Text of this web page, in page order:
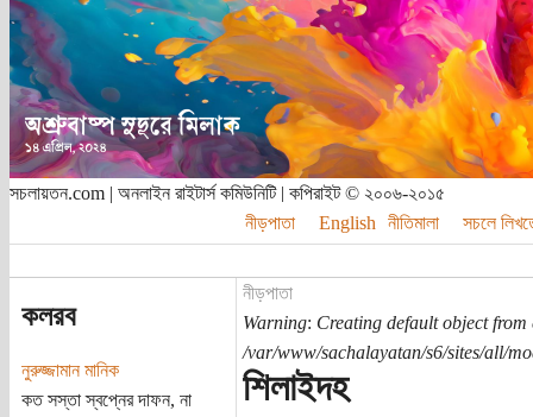
সচলায়তন.com | অনলাইন রাইটার্স কমিউনিটি | কপিরাইট © ২০০৬-২০১৫
নীড়পাতা
English নীতিমালা সচলে
কলরব
নুরুজ্জামান মানিক
কত সস্তা স্বপ্নের দাফন, না
নীড়পাতা
Warning: Creating default object from
/var/www/sachalayatan/s6/sites/all/
শিলাইদহ